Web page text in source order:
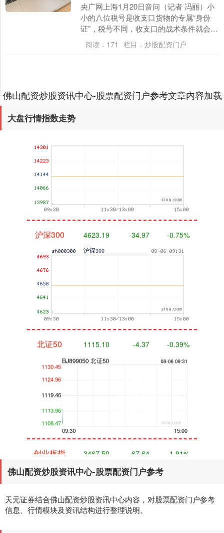
央广网上海1月20日音问（记者 冯丽）小
小的八位税号是收支口货物的专属“身份
证”，税号不同，收支口的战术条件就会不
同样。记者从上海海关获悉，自本年1月1
日起，智....
阅读： 171 栏目： 炒股配资门户
佛山配资炒股资讯中心-股票配资门户参考文章内容加载
大盘行情指数走势
上证综指 3870.02 -8.41 -0.22%
深证成指
佛山配资炒股资讯中心-股票配资门户参考
天元证券结合佛山配资炒股资讯中心内容，对股票配资门户参考
信息、行情模块及资讯结构进行整理说明。